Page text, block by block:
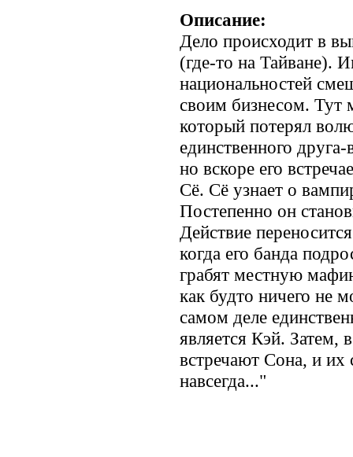
Описание:
Дело происходит в
(где-то на Тайване).
национальностей
своим бизнесом. Тут
который потерял
единственного
но вскоре его
Сё. Сё узнает о
Постепенно он
Действие
когда его банда
грабят местную
как будто ничего не
самом деле
является Кэй. Затем,
встречают Сона, и их
навсегда..."